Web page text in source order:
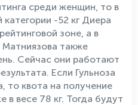
среди женщин, то в
категории -52 кг Диера
зоне, а в
Матниязова также
Сейчас они работают
Если Гульноза
то квота на получение
в весе 78 кг. Тогда будут